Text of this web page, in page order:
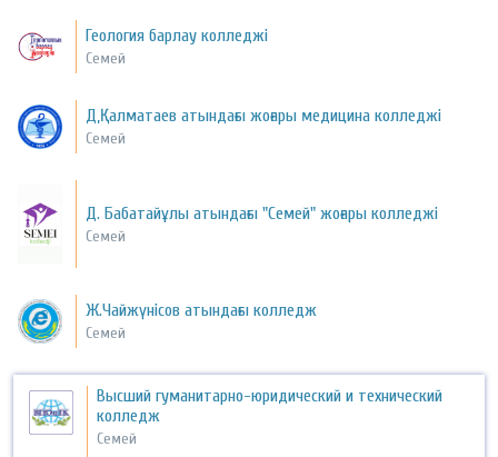
Геология барлау колледжі
Семей
Д,Қалматаев атындағы жоғары медицина колледжі
Семей
Д. Бабатайұлы атындағы "Семей" жоғары колледжі
Семей
Ж.Чайжүнісов атындағы колледж
Семей
Высший гуманитарно-юридический и технический
колледж
Семей